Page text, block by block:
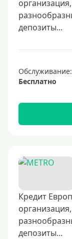
50000 руб
60000 руб
80000 руб
100000 руб
150000 руб
200000 руб
400000 руб
600000 руб
700000 руб
1000000 руб
депозиты...
Обслуживание:
Бесплатно
Кредит
депозиты...